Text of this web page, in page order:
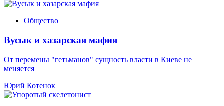
Общество
Вусык и хазарская мафия
От перемены "гетьманов" сущность власти в Киеве не
меняется
Юрий Котенок